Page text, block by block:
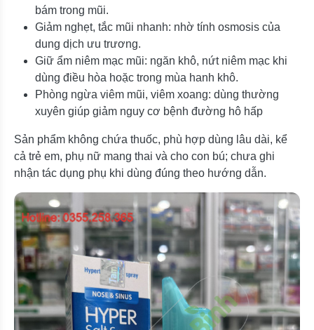
bám trong mũi.
Giảm nghẹt, tắc mũi nhanh: nhờ tính osmosis của
dung dịch ưu trương.
Giữ ẩm niêm mạc mũi: ngăn khô, nứt niêm mạc khi
dùng điều hòa hoặc trong mùa hanh khô.
Phòng ngừa viêm mũi, viêm xoang: dùng thường
xuyên giúp giảm nguy cơ bệnh đường hô hấp
Sản phẩm không chứa thuốc, phù hợp dùng lâu dài, kể
cả trẻ em, phụ nữ mang thai và cho con bú; chưa ghi
nhận tác dụng phụ khi dùng đúng theo hướng dẫn.